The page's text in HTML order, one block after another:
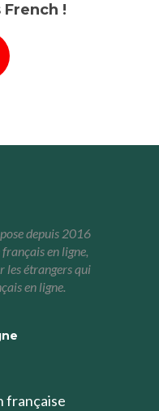
French !
depuis 2016
en ligne,
les étrangers qui
en ligne.
française